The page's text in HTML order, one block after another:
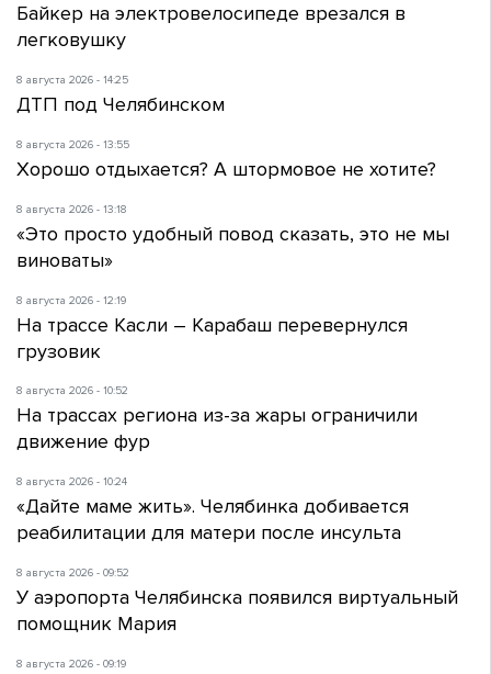
Байкер на электровелосипеде врезался в
легковушку
8 августа 2026 - 14:25
ДТП под Челябинском
8 августа 2026 - 13:55
Хорошо отдыхается? А штормовое не хотите?
8 августа 2026 - 13:18
«Это просто удобный повод сказать, это не мы
виноваты»
8 августа 2026 - 12:19
На трассе Касли – Карабаш перевернулся
грузовик
8 августа 2026 - 10:52
На трассах региона из-за жары ограничили
движение фур
8 августа 2026 - 10:24
«Дайте маме жить». Челябинка добивается
реабилитации для матери после инсульта
8 августа 2026 - 09:52
У аэропорта Челябинска появился виртуальный
помощник Мария
8 августа 2026 - 09:19